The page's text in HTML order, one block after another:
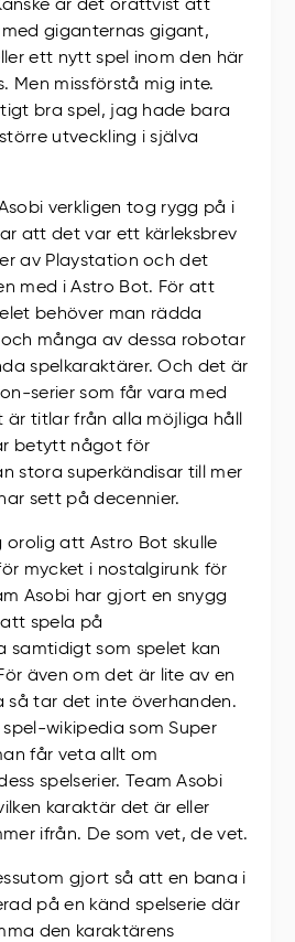
är det orättvist att
giganternas gigant,
ett nytt spel inom den här
Men missförstå mig inte.
bra spel, jag hade bara
utveckling i själva
verkligen tog rygg på i
att det var ett kärleksbrev
av Playstation och det
med i Astro Bot. För att
behöver man rädda
många av dessa robotar
spelkaraktärer. Och det är
serier som får vara med
titlar från alla möjliga håll
betytt något för
stora superkändisar till mer
sett på decennier.
orolig att Astro Bot skulle
mycket i nostalgirunk för
Asobi har gjort en snygg
spela på
samtidigt som spelet kan
även om det är lite av en
så tar det inte överhanden.
wikipedia som Super
får veta allt om
spelserier. Team Asobi
karaktär det är eller
ifrån. De som vet, de vet.
gjort så att en bana i
på en känd spelserie där
den karaktärens